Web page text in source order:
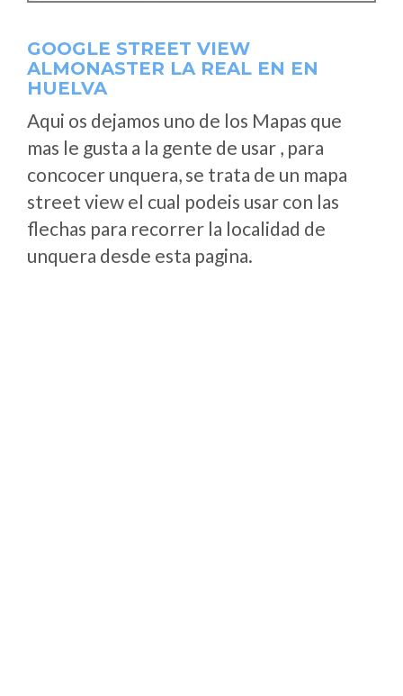
GOOGLE STREET VIEW
ALMONASTER LA REAL EN EN
HUELVA
Aqui os dejamos uno de los Mapas que
mas le gusta a la gente de usar , para
concocer unquera, se trata de un mapa
street view el cual podeis usar con las
flechas para recorrer la localidad de
unquera desde esta pagina.